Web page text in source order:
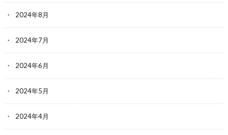
2024年8月
2024年7月
2024年6月
2024年5月
2024年4月